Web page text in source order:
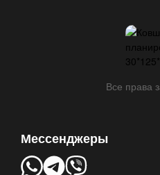
Все права
Мессенджеры